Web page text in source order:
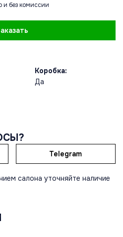
и без комиссии
Коробка:
Да
Telegram
салона уточняйте наличие